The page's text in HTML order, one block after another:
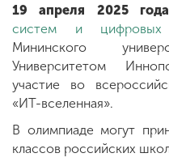
ENG SPN CHI
Приемная
комиссия
19 апреля 2025 года
систем и цифровых
Мининского
Университетом
участие во
«ИТ-вселенная».
В олимпиаде могут
классов российских